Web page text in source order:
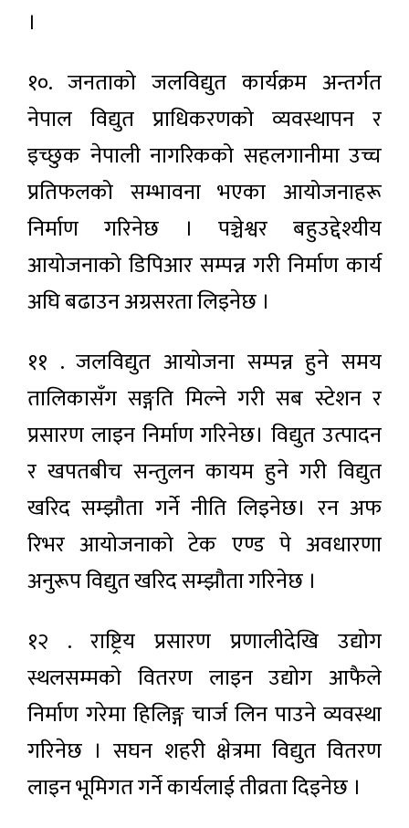
।
१०. जनताको जलविद्युत कार्यक्रम अन्तर्गत
नेपाल विद्युत प्राधिकरणको व्यवस्थापन र
इच्छुक नेपाली नागरिकको सहलगानीमा उच्च
प्रतिफलको सम्भावना भएका आयोजनाहरू
निर्माण गरिनेछ । पञ्चेश्वर बहुउद्देश्यीय
आयोजनाको डिपिआर सम्पन्न गरी निर्माण कार्य
अघि बढाउन अग्रसरता लिइनेछ ।
११ . जलविद्युत आयोजना सम्पन्न हुने समय
तालिकासँग सङ्गति मिल्ने गरी सब स्टेशन र
प्रसारण लाइन निर्माण गरिनेछ। विद्युत उत्पादन
र खपतबीच सन्तुलन कायम हुने गरी विद्युत
खरिद सम्झौता गर्ने नीति लिइनेछ। रन अफ
रिभर आयोजनाको टेक एण्ड पे अवधारणा
अनुरूप विद्युत खरिद सम्झौता गरिनेछ ।
१२ . राष्ट्रिय प्रसारण प्रणालीदेखि उद्योग
स्थलसम्मको वितरण लाइन उद्योग आफैले
निर्माण गरेमा हिलिङ्ग चार्ज लिन पाउने व्यवस्था
गरिनेछ । सघन शहरी क्षेत्रमा विद्युत वितरण
लाइन भूमिगत गर्ने कार्यलाई तीव्रता दिइनेछ ।